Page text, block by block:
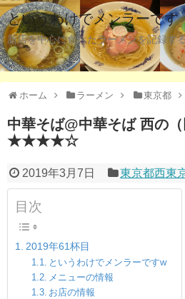
というわけでメンラーです
新店を中心に食べたラーメンを記録す
ホーム ラーメン 東京都
中華そば@中華そば 西の
★★★★☆
2019年3月7日 東京都西東
目次
2019年61杯目
というわけでメンラーですw
メニューの情報
お店の情報